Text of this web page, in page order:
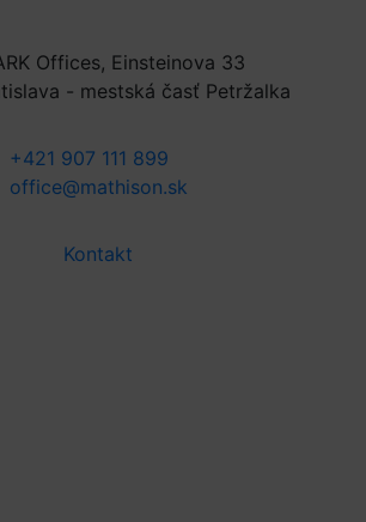
Offices, Einsteinova 33
- mestská časť Petržalka
+421 907 111 899
office@mathison.sk
Kontakt